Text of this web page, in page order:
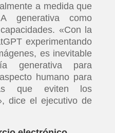
a medida que
generativa como
«Con la
experimentando
es inevitable
generativa para
humano para
que eviten los
dice el ejecutivo de